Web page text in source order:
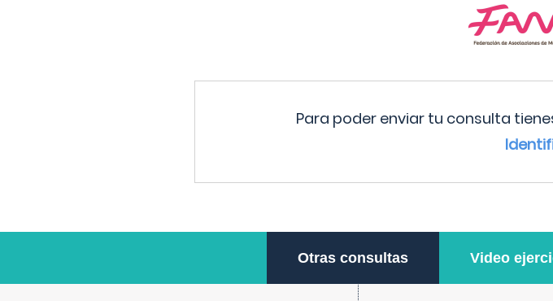
Para poder enviar tu consulta
Otras consultas Video